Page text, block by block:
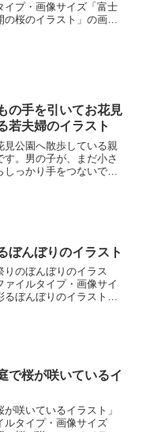
イプ・画像サイズ「富士
の桜のイラスト」の画像
の手を引いてお花見
若夫婦のイラスト
見公園へ散歩している親
す。男の子が、まだ小さ
っかり手をつないでい
ぼんぼりのイラスト
りのぼんぼりのイラス
ァイルタイプ・画像サイ
るぼんぼりのイラスト」
で桜が咲いているイ
咲いているイラスト」
ルタイプ・画像サイズ